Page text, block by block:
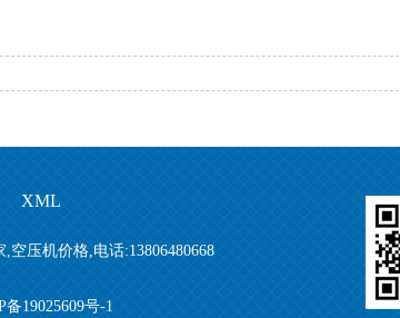
XML
压机价格,电话:13806480668
备19025609号-1